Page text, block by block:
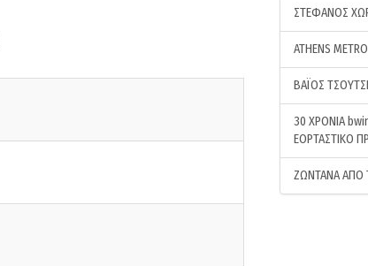
ΣΤΕΦΑΝΟΣ
ATHENS
ΒΑΪΟΣ
30 ΧΡΟΝΙΑ
ΕΟΡΤΑΣΤΙΚΟ
ΖΩΝΤΑΝΑ ΑΠΟ